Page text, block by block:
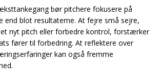
bør pitchere fokusere på
end blot resultaterne. At fejre små sejre,
nyt pitch eller forbedre kontrol, forstærker
fører til forbedring. At reflektere over
kan også fremme